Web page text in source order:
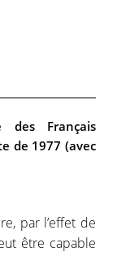
Français
de 1977 (avec
par l’effet de
être capable